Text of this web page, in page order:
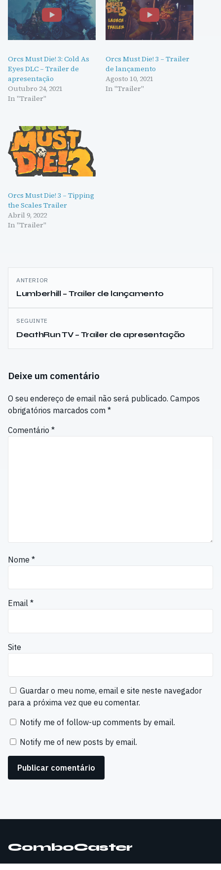
Orcs Must Die! 3: Cold As
Eyes DLC – Trailer de
apresentação
Outubro 24, 2021
In "Trailer"
Orcs Must Die! 3 – Trailer
de lançamento
Agosto 10, 2021
In "Trailer"
Orcs Must Die! 3 – Tipping
the Scales Trailer
Abril 9, 2022
In "Trailer"
Navegação
de
artigos
ANTERIOR
Lumberhill – Trailer de lançamento
SEGUINTE
DeathRun TV – Trailer de apresentação
Deixe um comentário
O seu endereço de email não será publicado. Campos
obrigatórios marcados com *
Comentário *
Nome *
Email *
Site
Guardar o meu nome, email e site neste navegador
para a próxima vez que eu comentar.
Notify me of follow-up comments by email.
Notify me of new posts by email.
ComboCaster